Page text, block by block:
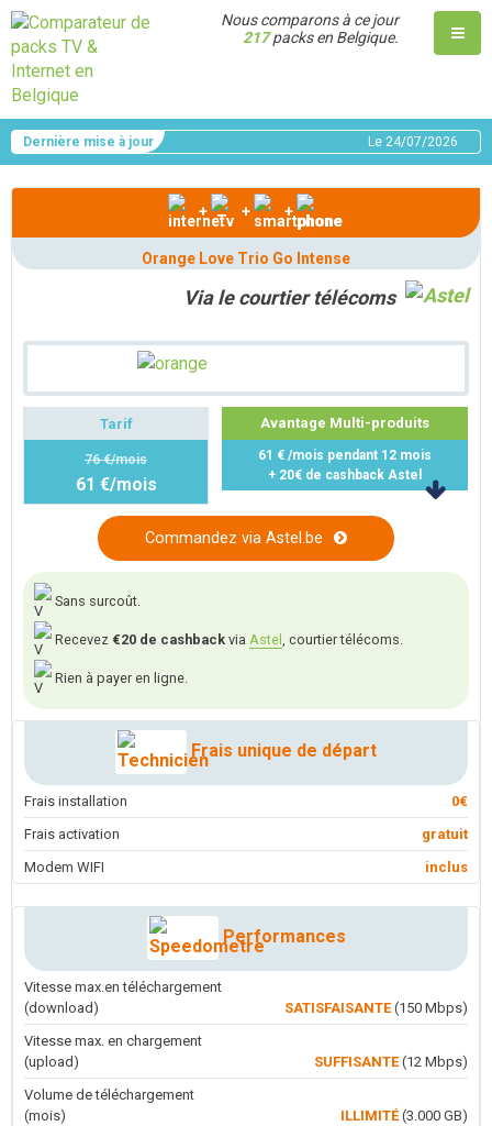
Nous comparons à ce jour
217packs en Belgique.
Dernière mise à jour Le 24/07/2026
+ + +
Orange Love Trio Go Intense
Via le courtier télécoms
Tarif
76 €/mois
61 €/mois
Avantage Multi-produits
61 € /mois pendant 12 mois
+ 20€ de cashback Astel
Commandez via Astel.be
Sans surcoût.
Recevez €20 de cashback via Astel , courtier télécoms.
Rien à payer en ligne.
Frais unique de départ
Frais installation
0€
Frais activation
gratuit
Modem WIFI
inclus
Performances
Vitesse max.en téléchargement
(download)
SATISFAISANTE(150 Mbps)
Vitesse max. en chargement
(upload)
SUFFISANTE(12 Mbps)
Volume de téléchargement
(mois)
ILLIMITÉ(3.000 GB)